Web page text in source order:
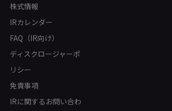
株式情報
IRカレンダー
FAQ（IR向け）
ディスクロージャーポ
リシー
免責事項
IRに関するお問い合わ